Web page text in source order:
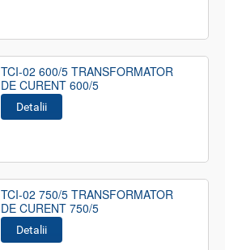
TCI-02 600/5 TRANSFORMATOR
DE CURENT 600/5
Detalii
TCI-02 750/5 TRANSFORMATOR
DE CURENT 750/5
Detalii